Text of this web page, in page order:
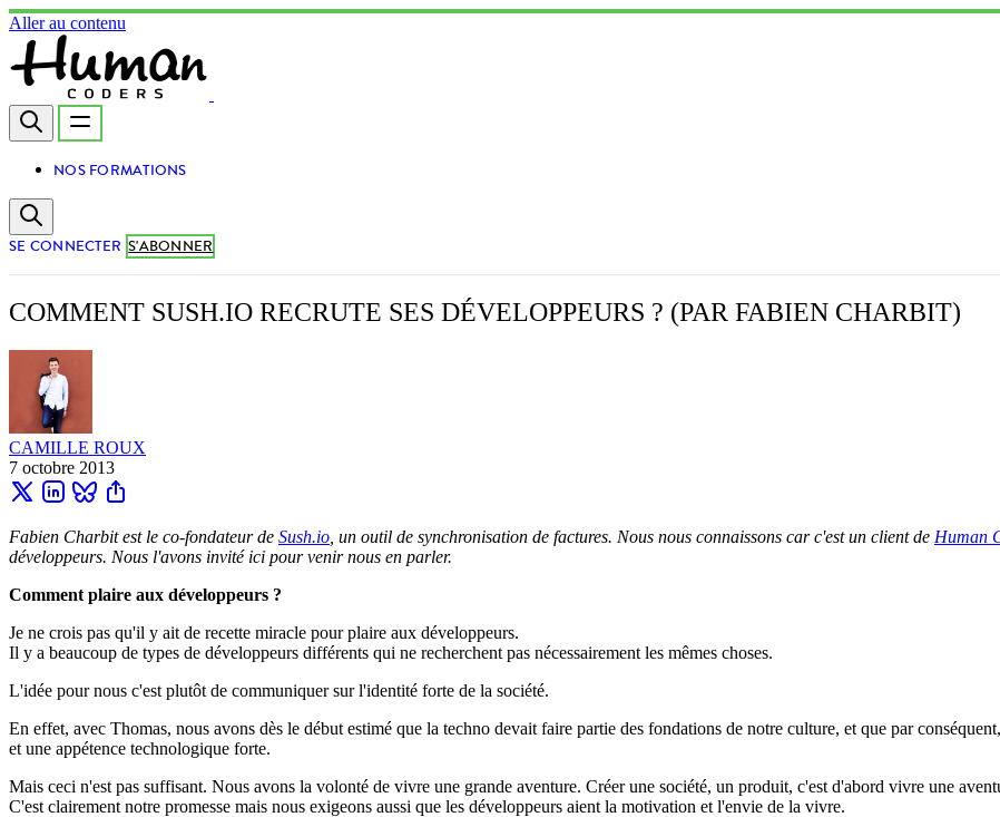
Aller au contenu
NOS FORMATIONS
SE CONNECTER S'ABONNER
COMMENT SUSH.IO RECRUTE SES DÉVELOPPEURS ? (PAR FABIEN CHARBIT)
CAMILLE ROUX
7 octobre 2013
Fabien Charbit est le co-fondateur de Sush.io , un outil de synchronisation de factures. Nous nous connaissons car c'est un client de Human
développeurs. Nous l'avons invité ici pour venir nous en parler.
Comment plaire aux développeurs ?
Je ne crois pas qu'il y ait de recette miracle pour plaire aux développeurs.
Il y a beaucoup de types de développeurs différents qui ne recherchent pas nécessairement les mêmes choses.
L'idée pour nous c'est plutôt de communiquer sur l'identité forte de la société.
En effet, avec Thomas, nous avons dès le début estimé que la techno devait faire partie des fondations de notre culture, et que par
et une appétence technologique forte.
Mais ceci n'est pas suffisant. Nous avons la volonté de vivre une grande aventure. Créer une société, un produit, c'est d'abord vivre une
C'est clairement notre promesse mais nous exigeons aussi que les développeurs aient la motivation et l'envie de la vivre.